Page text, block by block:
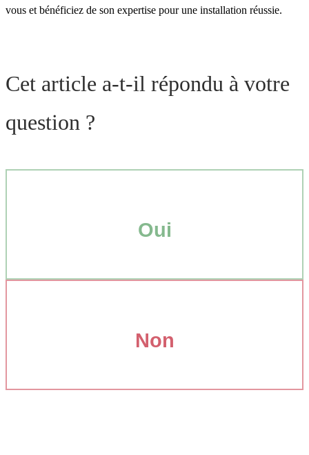
vous et bénéficiez de son expertise pour une installation réussie.
Cet article a-t-il répondu à votre
question ?
Oui
Non